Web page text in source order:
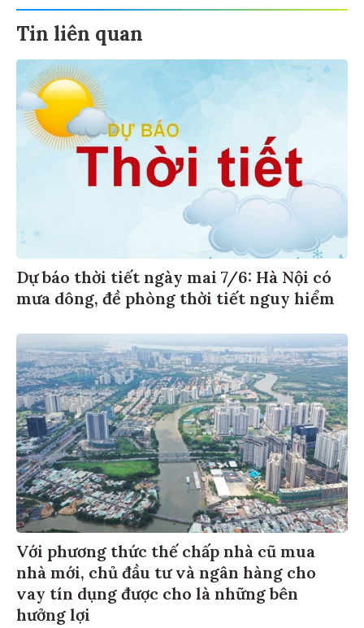
Tin liên quan
Dự báo thời tiết ngày mai 7/6: Hà Nội có
mưa dông, đề phòng thời tiết nguy hiểm
Với phương thức thế chấp nhà cũ mua
nhà mới, chủ đầu tư và ngân hàng cho
vay tín dụng được cho là những bên
hưởng lợi